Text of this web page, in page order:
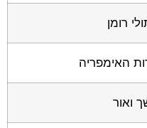
רומן
האימפריה
ואור